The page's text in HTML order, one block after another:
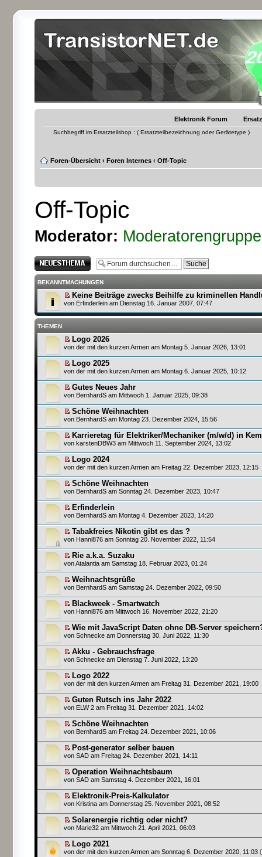
Elektronik Forum
Suchbegriff im Ersatzteilshop : ( Ersatzteilbezeichnung oder Gerätetype )
Foren-Übersicht ‹ Foren Internes ‹ Off-Topic
Off-Topic
Moderator: Moderatorengruppe
Neues Thema
erstellen
BEKANNTMACHUNGEN
Keine Beiträge zwecks Beihilfe zu kriminellen
von Erfinderlein am Dienstag 16. Januar 2007, 07:47
THEMEN
Logo 2026
von der mit den kurzen Armen am Montag 5. Januar 2026, 13:01
Logo 2025
von der mit den kurzen Armen am Montag 6. Januar 2025, 10:12
Gutes Neues Jahr
von BernhardS am Mittwoch 1. Januar 2025, 09:38
Schöne Weihnachten
von BernhardS am Montag 23. Dezember 2024, 15:56
Karrieretag für Elektriker/Mechaniker (m/w/d) in
von karstenDBW3 am Mittwoch 11. September 2024, 13:02
Logo 2024
von der mit den kurzen Armen am Freitag 22. Dezember 2023, 12:15
Schöne Weihnachten
von BernhardS am Sonntag 24. Dezember 2023, 10:47
Erfinderlein
von BernhardS am Montag 4. Dezember 2023, 14:20
Tabakfreies Nikotin gibt es das ?
von Hanni876 am Sonntag 20. November 2022, 11:54
Rie a.k.a. Suzaku
vonAtalantia am Samstag 18. Februar 2023, 01:24
Weihnachtsgrüße
von BernhardS am Samstag 24. Dezember 2022, 09:50
Blackweek - Smartwatch
von Hanni876 am Mittwoch 16. November 2022, 21:20
Wie mit JavaScript Daten ohne DB-Server
von Schnecke am Donnerstag 30. Juni 2022, 11:30
Akku - Gebrauchsfrage
von Schnecke am Dienstag 7. Juni 2022, 13:20
Logo 2022
von der mit den kurzen Armen am Freitag 31. Dezember 2021, 19:00
Guten Rutsch ins Jahr 2022
von ELW 2 am Freitag 31. Dezember 2021, 14:02
Schöne Weihnachten
von BernhardS am Freitag 24. Dezember 2021, 10:06
Post-generator selber bauen
von SAD am Freitag 24. Dezember 2021, 14:11
Operation Weihnachtsbaum
von SAD am Samstag 4. Dezember 2021, 16:01
Elektronik-Preis-Kalkulator
von Kristina am Donnerstag 25. November 2021, 08:52
Solarenergie richtig oder nicht?
von Marie32 am Mittwoch 21. April 2021, 06:03
Logo 2021
von der mit den kurzen Armen am Sonntag 6. Dezember 2020, 11:03